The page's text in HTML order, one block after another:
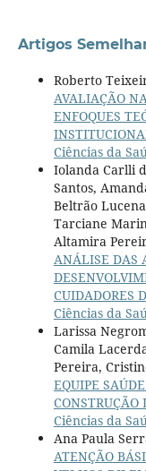
Artigos
Roberto
AVALIAÇÃO
ENFOQUES
Ciências da
Iolanda Carlli
Santos,
Beltrão
Tarciane
Altamira
ANÁLISE DAS
CUIDADORES
Ciências da
Larissa
Camila
Pereira,
EQUIPE
CONSTRUÇÃO
Ciências da
Ana Paula
ATENÇÃO